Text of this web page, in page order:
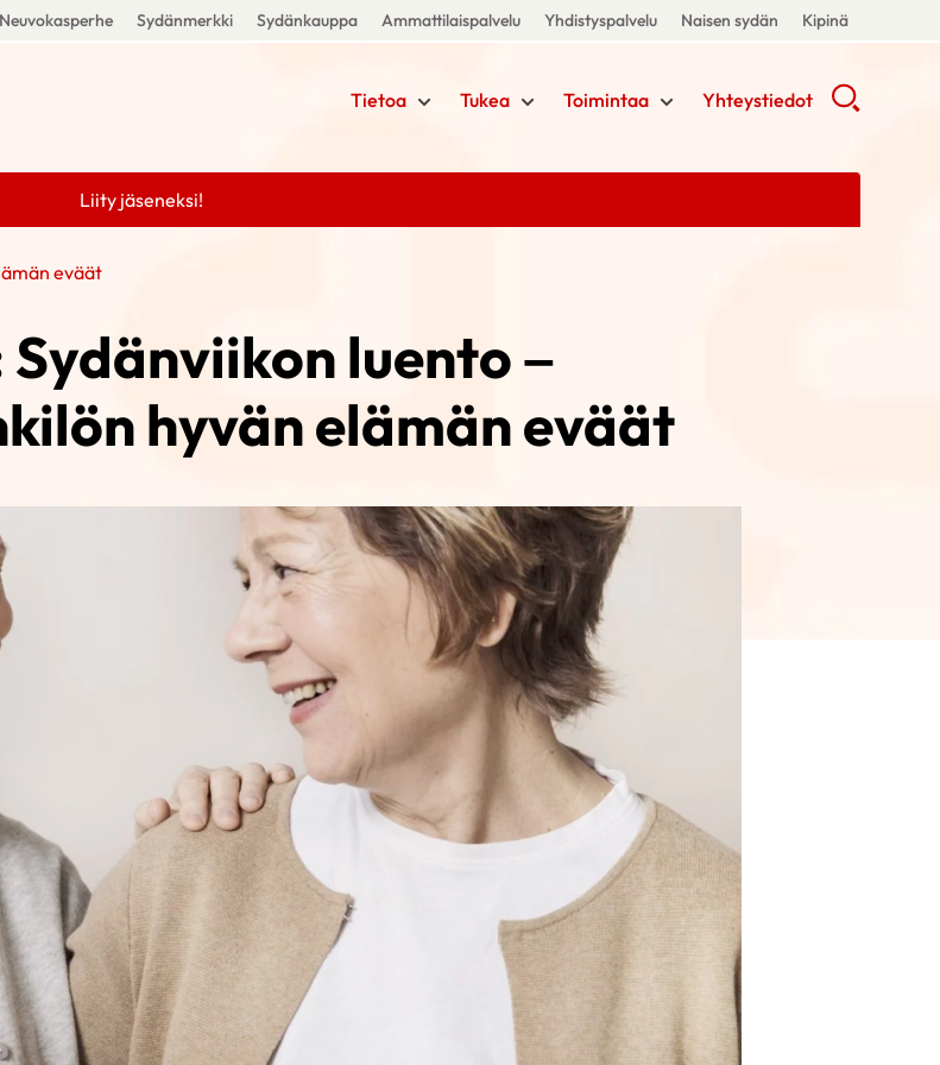
Neuvokasperhe Sydänmerkki Sydänkauppa Ammattilaispalvelu Yhdistyspalvelu Naisen sydän Kipinä
Tietoa Tukea Toimintaa Yhteystiedot
Liity jäseneksi!
eväät
Sydänviikon luento –
hyvän elämän eväät